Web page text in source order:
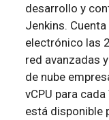
desarrollo y
Jenkins.
electrónico las
red avanzadas
de nube
vCPU para
está disponible